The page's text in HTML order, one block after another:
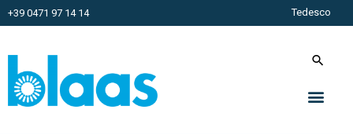
+39 0471 97 14 14 Tedesco